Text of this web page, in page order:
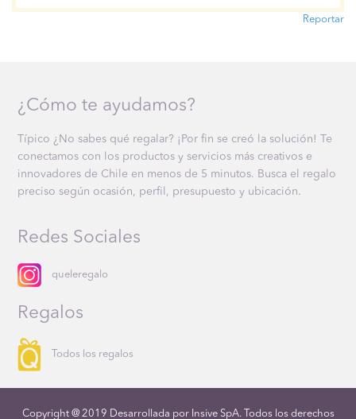
Reportar
¿Cómo te ayudamos?
Típico ¿No sabes qué regalar? ¡Por fin se creó la solución! Te
conectamos con los productos y servicios más creativos e
innovadores de Chile en menos de 5 minutos. Busca el regalo
preciso según ocasión, perfil, presupuesto y ubicación.
Redes Sociales
queleregalo
Regalos
Todos los regalos
Copyright @ 2019 Desarrollada por Insive SpA. Todos los derechos